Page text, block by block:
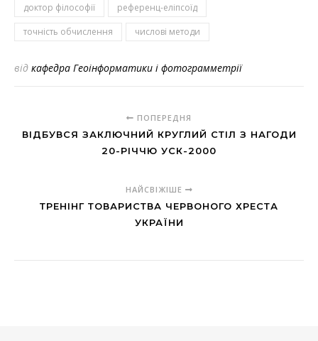
доктор філософії
референц-еліпсоїд
точність обчислення
числові методи
від кафедра Геоінформатики і фотограмметрії
ПОПЕРЕДНЯ
ВІДБУВСЯ ЗАКЛЮЧНИЙ КРУГЛИЙ СТІЛ З НАГОДИ
20-РІЧЧЮ УСК-2000
НАЙСВІЖІШЕ
ТРЕНІНГ ТОВАРИСТВА ЧЕРВОНОГО ХРЕСТА
УКРАЇНИ